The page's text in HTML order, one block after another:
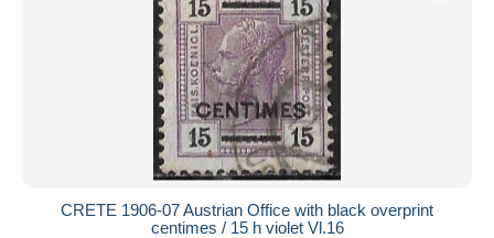
CRETE 1906-07 Austrian Office with black overprint
centimes / 15 h violet Vl.16